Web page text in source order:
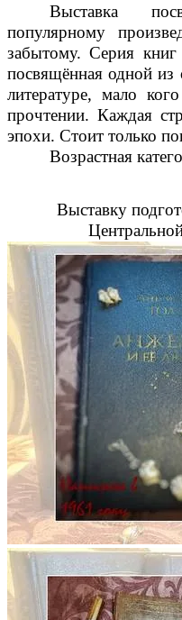
Выставка
популярному
забытому. Серия
посвящённая одной
литературе, мало
прочтении. Каждая
эпохи. Стоит только
Возрастная
Выставку